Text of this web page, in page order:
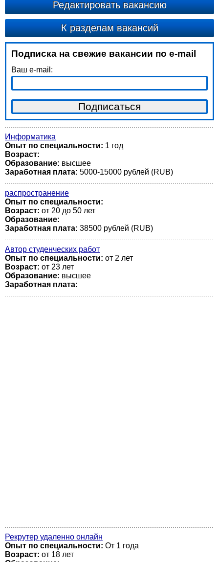
Редактировать вакансию
К разделам вакансий
Подписка на свежие вакансии по e-mail
Ваш e-mail:
Информатика
Опыт по специальности: 1 год
Возраст:
Образование: высшее
Заработная плата: 5000-15000 рублей (RUB)
распространение
Опыт по специальности:
Возраст: от 20 до 50 лет
Образование:
Заработная плата: 38500 рублей (RUB)
Автор студенческих работ
Опыт по специальности: от 2 лет
Возраст: от 23 лет
Образование: высшее
Заработная плата:
Рекрутер удаленно онлайн
Опыт по специальности: От 1 года
Возраст: от 18 лет